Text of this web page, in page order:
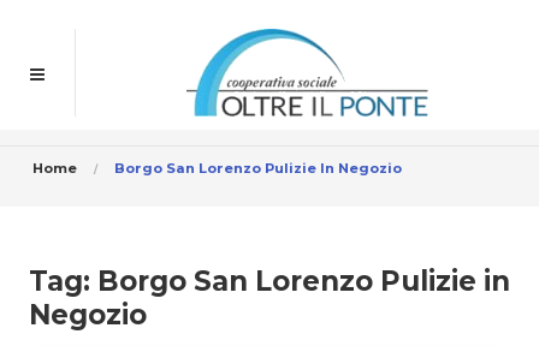
Home Borgo San Lorenzo Pulizie In Negozio
Tag: Borgo San Lorenzo Pulizie in
Negozio